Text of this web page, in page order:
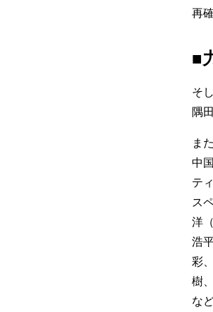
再
■
そ
隅
ま
中
テ
ス
洋
浩
彩
樹
な